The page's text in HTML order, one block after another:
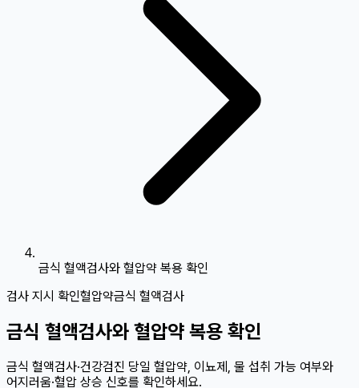
금식 혈액검사와 혈압약 복용 확인
검사 지시 확인혈압약금식 혈액검사
금식 혈액검사와 혈압약 복용 확인
금식 혈액검사·건강검진 당일 혈압약, 이뇨제, 물 섭취 가능 여부와
어지러움·혈압 상승 신호를 확인하세요.